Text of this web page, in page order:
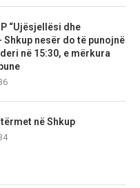
“Ujësjellësi dhe
Shkup nesër do të punojnë
në 15:30, e mërkura
në Shkup